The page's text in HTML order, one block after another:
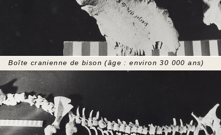
Boîte cranienne de bison (âge : environ 30 000 ans)